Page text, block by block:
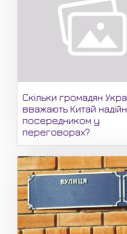
Скільки громадян
вважають Китай
посередником у
переговорах?